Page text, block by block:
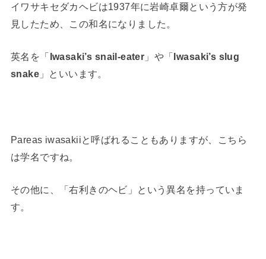
イワサキセダカヘビは1937年に岩崎卓爾という方が発
見したため、この和名になりました。
英名を「Iwasaki’s snail-eater 」や「Iwasaki’s slug
snake」といいます。
Pareas iwasakiiと呼ばれることもありますが、こちら
は学名ですね。
その他に、「右利きのヘビ」という異名を持っていま
す。